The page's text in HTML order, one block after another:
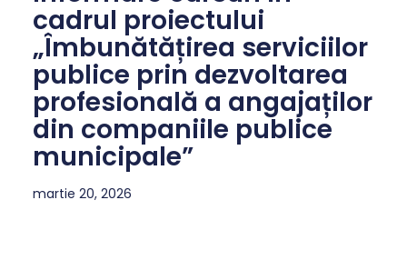
cadrul proiectului
„Îmbunătățirea serviciilor
publice prin dezvoltarea
profesională a angajaților
din companiile publice
municipale”
martie 20, 2026